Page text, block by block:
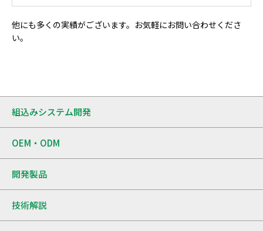
他にも多くの実績がございます。お気軽にお問い合わせくださ
い。
組込みシステム開発
OEM・ODM
開発製品
技術解説